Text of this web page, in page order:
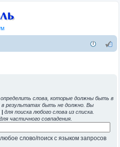
слова, которые должны быть в
в результатах быть не должно. Вы
| для поиска любого слова из списка.
частичного совпадения.
любое слово/поиск с языком запросов